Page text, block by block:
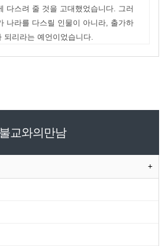
다스려 줄 것을 고대했었습니다. 그러
나라를 다스릴 인물이 아니라, 출가하
되리라는 예언이었습니다.
불교와의만남